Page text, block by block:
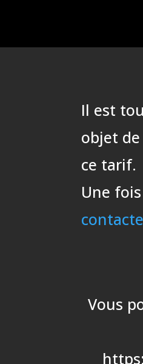
Il est
objet
ce tarif.
Une
Vous